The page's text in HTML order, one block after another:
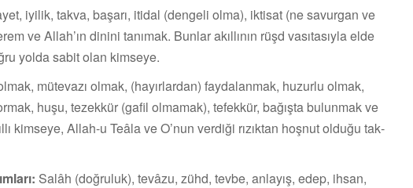
iyilik, takva, başarı, itidal (dengeli olma), iktisat (ne savurgan ve
ve Allah’ın dinini tanımak. Bunlar akıllının rüşd vasıtasıyla elde
yolda sabit olan kimseye.
mütevazı olmak, (hayırlardan) faydalanmak, huzurlu olmak,
huşu, tezekkür (gafil olmamak), tefekkür, bağışta bulunmak ve
kim­seye, Allah-u Teâla ve O’nun verdiği rızıktan hoşnut olduğu tak­
Salâh (doğruluk), tevâzu, zühd, tevbe, anlayış, edep, ihsan,